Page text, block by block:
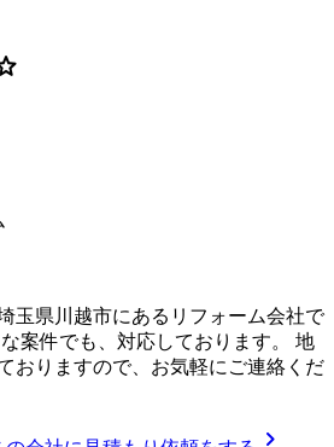
玉県川越市にあるリフォーム会社で
案件でも、対応しております。 地
おりますので、お気軽にご連絡くだ
chevron_right